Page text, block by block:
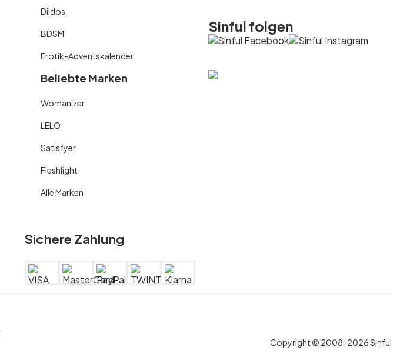
Dildos
BDSM
Erotik-Adventskalender
Beliebte Marken
Womanizer
LELO
Satisfyer
Fleshlight
Alle Marken
Sinful folgen
Sichere Zahlung
Copyright © 2008-2026 Sinful